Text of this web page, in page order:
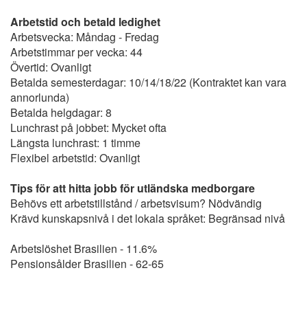
Arbetstid och betald ledighet
Arbetsvecka: Måndag - Fredag
Arbetstimmar per vecka: 44
Övertid: Ovanligt
Betalda semesterdagar: 10/14/18/22 (Kontraktet kan vara
annorlunda)
Betalda helgdagar: 8
Lunchrast på jobbet: Mycket ofta
Längsta lunchrast: 1 timme
Flexibel arbetstid: Ovanligt
Tips för att hitta jobb för utländska medborgare
Behövs ett arbetstillstånd / arbetsvisum? Nödvändig
Krävd kunskapsnivå i det lokala språket: Begränsad nivå
Arbetslöshet Brasilien - 11.6%
Pensionsålder Brasilien - 62-65